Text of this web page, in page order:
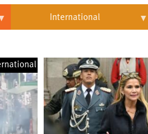
International
Brésil
Chine
États-
Unis